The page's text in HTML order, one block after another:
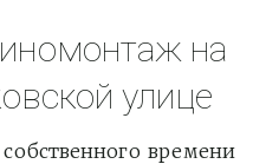
на
улице
времени